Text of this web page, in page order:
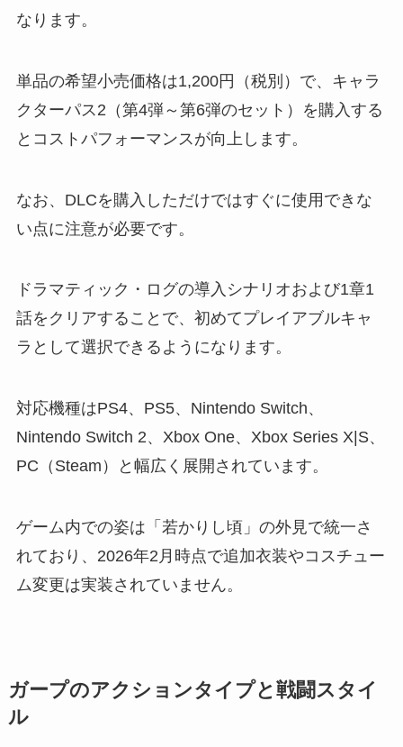
なります。
単品の希望小売価格は1,200円（税別）で、キャラ
クターパス2（第4弾～第6弾のセット）を購入する
とコストパフォーマンスが向上します。
なお、DLCを購入しただけではすぐに使用できな
い点に注意が必要です。
ドラマティック・ログの導入シナリオおよび1章1
話をクリアすることで、初めてプレイアブルキャ
ラとして選択できるようになります。
対応機種はPS4、PS5、Nintendo Switch、
Nintendo Switch 2、Xbox One、Xbox Series X|S、
PC（Steam）と幅広く展開されています。
ゲーム内での姿は「若かりし頃」の外見で統一さ
れており、2026年2月時点で追加衣装やコスチュー
ム変更は実装されていません。
ガープのアクションタイプと戦闘スタイ
ル